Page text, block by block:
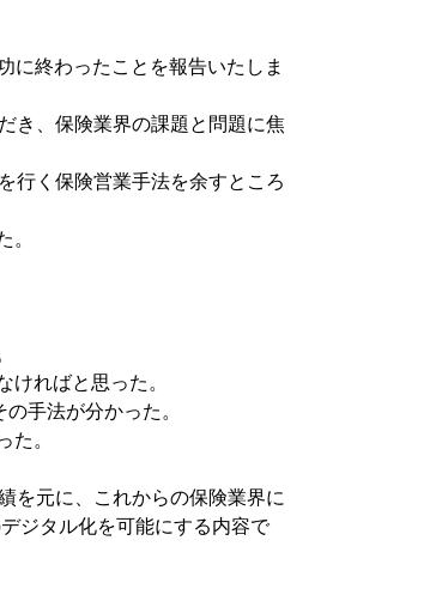
に終わったことを報告いたしま
き、保険業界の課題と問題に焦
行く保険営業手法を余すところ
。
ければと思った。
手法が分かった。
た。
を元に、これからの保険業界に
ジタル化を可能にする内容で